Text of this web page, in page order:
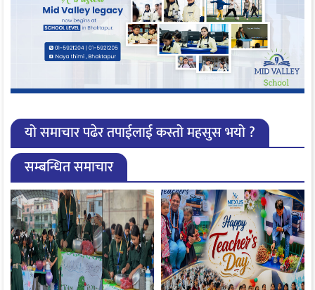
यो समाचार पढेर तपाईलाई कस्तो महसुस भयो ?
सम्बन्धित समाचार